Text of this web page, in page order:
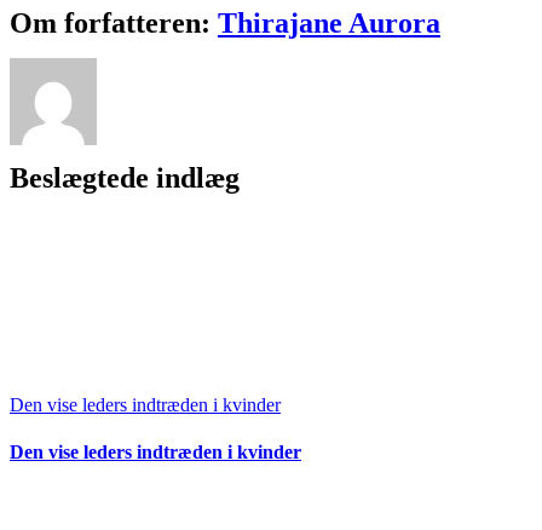
Facebook
X
Reddit
LinkedIn
WhatsApp
Telegram
Tumblr
Pinterest
Vk
Xing
E-
mail
Om forfatteren: Thirajane Aurora
Beslægtede indlæg
Den vise leders indtræden i kvinder
Den vise leders indtræden i kvinder